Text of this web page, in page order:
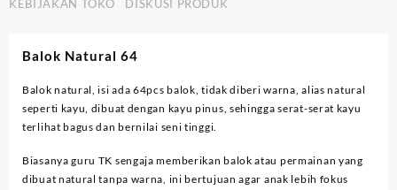
KEBIJAKAN TOKO DISKUSI PRODUK
Balok Natural 64
Balok natural, isi ada 64pcs balok, tidak diberi warna, alias natural
seperti kayu, dibuat dengan kayu pinus, sehingga serat-serat kayu
terlihat bagus dan bernilai seni tinggi.
Biasanya guru TK sengaja memberikan balok atau permainan yang
dibuat natural tanpa warna, ini bertujuan agar anak lebih fokus